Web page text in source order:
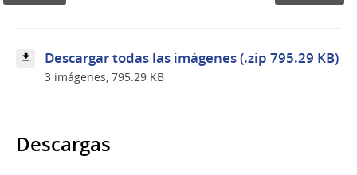
Descargar todas las imágenes (.zip 795.29 KB)
3 imágenes, 795.29 KB
Descargas